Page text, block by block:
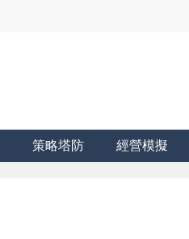
策略塔防 經營模擬